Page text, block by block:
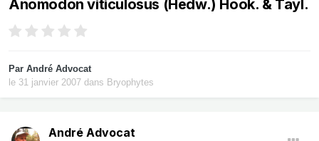
Anomodon viticulosus (Hedw.) Hook. & Tayl.
Par André Advocat
le 31 janvier 2007 dans Bryophytes
André Advocat